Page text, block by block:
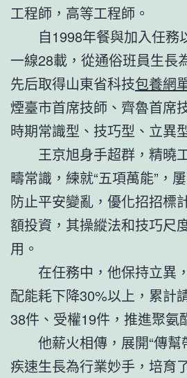
工程師，高等工程師。
自1998年餐與加入任務
一線28載，從通俗班員生長
先后取得山東省科技包養網
煙臺市首席技師、齊魯首席
時期常識型、技巧型、立異
王京旭身手超群，精曉
疇常識，練就“五項萬能”，
防止平安變亂，優化招招標
額投資，其操縱法和技巧尺
用。
在任務中，他保持立異
配能耗下降30%以上，累計
38件、受權19件，推進聚氨
他薪火相傳，展開“傳幫
疾速生長為行業妙手，培育